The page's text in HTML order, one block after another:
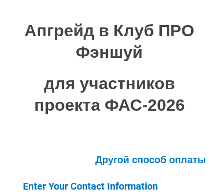
Апгрейд в Клуб ПРО
Фэншуй
для участников
проекта ФАС-2026
Другой способ оплаты